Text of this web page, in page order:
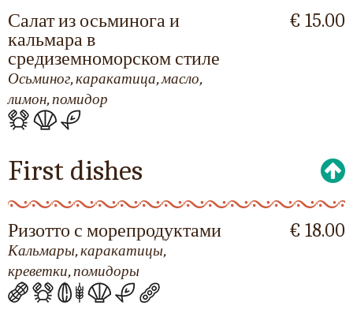
Салат из осьминога и
кальмара в
средиземноморском стиле
Осьминог, каракатица, масло,
лимон, помидор
€ 15.00
First dishes
Ризотто с морепродуктами
Кальмары, каракатицы,
креветки, помидоры
€ 18.00